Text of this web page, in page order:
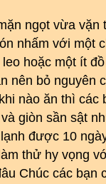
ngọt vừa vặn
nhấm với một
hoặc một ít
nên bỏ nguyên
nào ăn thì các
giòn sần sật
được 10
thử hy vọng
Chúc các